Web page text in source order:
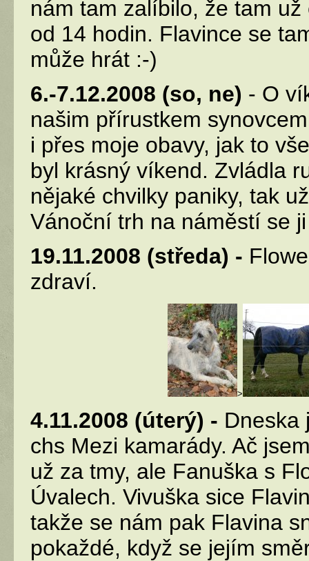
nám tam zalíbilo, že tam
od 14 hodin. Flavince se
může hrát :-)
6.-7.12.2008 (so, ne) - O
našim přírustkem
i přes moje obavy, jak to
byl krásný víkend. Zvládla
nějaké chvilky paniky, tak
Vánoční trh na náměstí se
19.11.2008 (středa) -
zdraví.
>
4.11.2008 (úterý) - Dneska
chs Mezi kamarády. Ač
už za tmy, ale Fanuška s
Úvalech. Vivuška sice
takže se nám pak Flavina
pokaždé, když se jejím